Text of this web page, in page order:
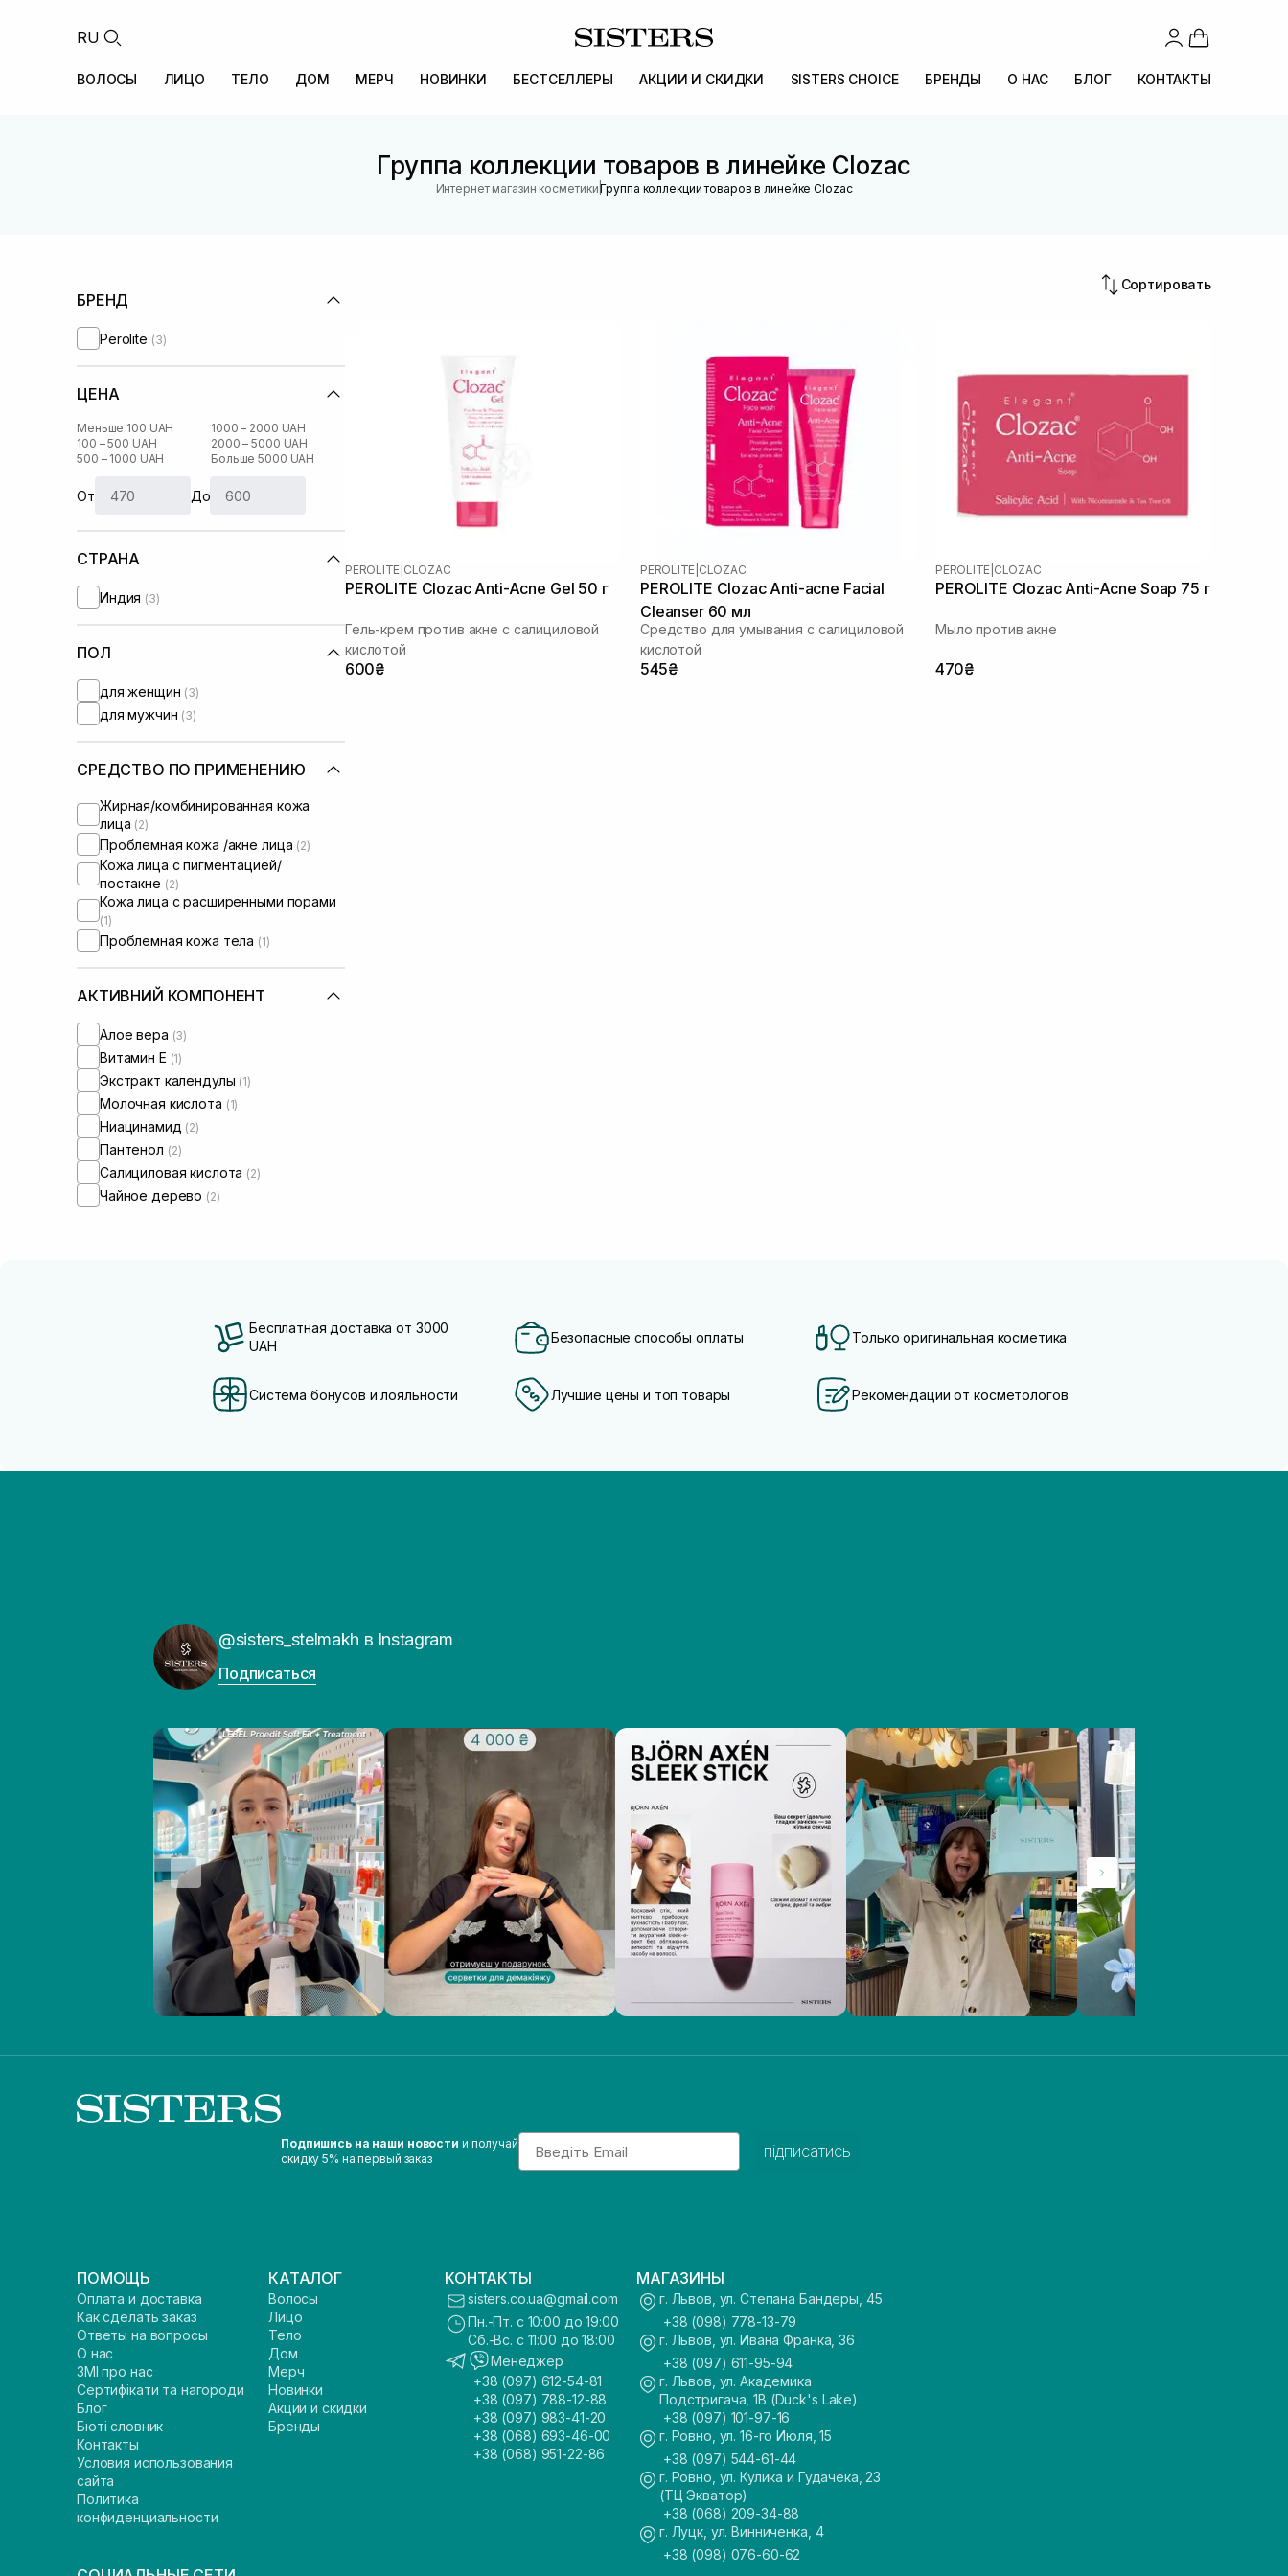
RU
ВОЛОСЫ ЛИЦО ТЕЛО ДОМ МЕРЧ НОВИНКИ БЕСТСЕЛЛЕРЫ АКЦИИ И СКИДКИ SISTERS CHOICE БРЕНДЫ О НАС БЛОГ КОНТАКТЫ
Группа коллекции товаров в линейке Clozac
Интернет магазин косметики |Группа коллекции товаров в линейке Clozac
БРЕНД
Perolite (3)
ЦЕНА
Меньше 100 UAH
100 – 500 UAH
500 – 1000 UAH
1000 – 2000 UAH
2000 – 5000 UAH
Больше 5000 UAH
От До
СТРАНА
Индия (3)
ПОЛ
для женщин (3)
для мужчин (3)
СРЕДСТВО ПО ПРИМЕНЕНИЮ
Жирная/комбинированная кожа
лица (2)
Проблемная кожа /акне лица (2)
Кожа лица с пигментацией/
постакне (2)
Кожа лица с расширенными порами
(1)
Проблемная кожа тела (1)
АКТИВНИЙ КОМПОНЕНТ
Алое вера (3)
Витамин Е (1)
Экстракт календулы (1)
Молочная кислота (1)
Ниацинамид (2)
Пантенол (2)
Салициловая кислота (2)
Чайное дерево (2)
Сортировать
PEROLITE CLOZAC
PEROLITE Clozac Anti-Acne Gel 50 г
Гель-крем против акне с салициловой
кислотой
600₴
PEROLITE CLOZAC
PEROLITE Clozac Anti-acne Facial
Cleanser 60 мл
Средство для умывания с салициловой
кислотой
545₴
PEROLITE CLOZAC
PEROLITE Clozac Anti-Acne Soap 75 г
Мыло против акне
470₴
Бесплатная доставка от 3000
UAH
Безопасные способы оплаты Только оригинальная косметика
Система бонусов и лояльности Лучшие цены и топ товары Рекомендации от косметологов
@sisters_stelmakh в Instagram
Подписаться
Подпишись на наши новости и получай
скидку 5% на первый заказ
Email
підписатись
ПОМОЩЬ
Оплата и доставка
Как сделать заказ
Ответы на вопросы
О нас
ЗМІ про нас
Сертифікати та нагороди
Блог
Бюті словник
Контакты
Условия использования
сайта
Политика
конфиденциальности
КАТАЛОГ
Волосы
Лицо
Тело
Дом
Мерч
Новинки
Акции и скидки
Бренды
КОНТАКТЫ
sisters.co.ua@gmail.com
Пн.-Пт. с 10:00 до 19:00
Сб.-Вс. с 11:00 до 18:00
Менеджер
+38 (097) 612-54-81
+38 (097) 788-12-88
+38 (097) 983-41-20
+38 (068) 693-46-00
+38 (068) 951-22-86
МАГАЗИНЫ
г. Львов, ул. Степана Бандеры, 45
+38 (098) 778-13-79
г. Львов, ул. Ивана Франка, 36
+38 (097) 611-95-94
г. Львов, ул. Академика
Подстригача, 1В (Duck's Lake)
+38 (097) 101-97-16
г. Ровно, ул. 16-го Июля, 15
+38 (097) 544-61-44
г. Ровно, ул. Кулика и Гудачека, 23
(ТЦ Экватор)
+38 (068) 209-34-88
г. Луцк, ул. Винниченка, 4
+38 (098) 076-60-62